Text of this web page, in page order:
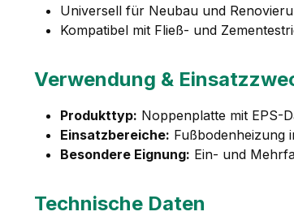
Universell für Neubau und
Kompatibel mit Fließ- und
Verwendung &
Produkttyp: Noppenplatte mit EPS-
Einsatzbereiche: Fußbodenheizung
Besondere Eignung: Ein- und
Technische Daten